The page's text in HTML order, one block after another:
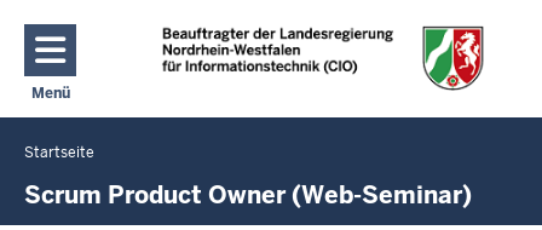
Direkt zum Inhalt
Menü
Navigation aktivieren/deaktivieren: Hauptmenü
Sie
befinden
Startseite
Scrum Product Owner (Web-Seminar)